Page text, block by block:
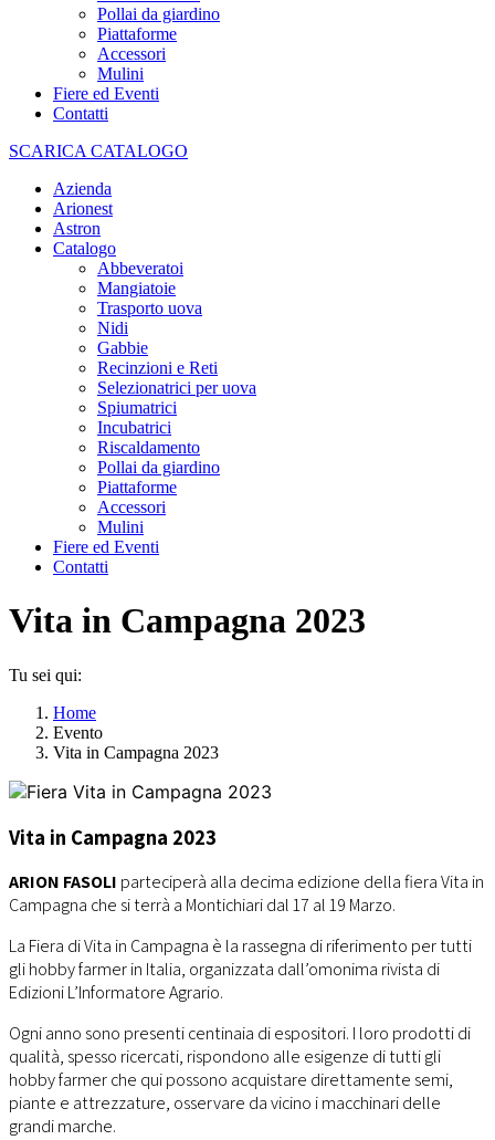
Pollai da giardino
Piattaforme
Accessori
Mulini
Fiere ed Eventi
Contatti
SCARICA CATALOGO
Azienda
Arionest
Astron
Catalogo
Abbeveratoi
Mangiatoie
Trasporto uova
Nidi
Gabbie
Recinzioni e Reti
Selezionatrici per uova
Spiumatrici
Incubatrici
Riscaldamento
Pollai da giardino
Piattaforme
Accessori
Mulini
Fiere ed Eventi
Contatti
Vita in Campagna 2023
Tu sei qui:
Home
Evento
Vita in Campagna 2023
Vita in Campagna 2023
ARION FASOLI parteciperà alla decima edizione della fiera Vita in
Campagna che si terrà a Montichiari dal 17 al 19 Marzo.
La Fiera di Vita in Campagna è la rassegna di riferimento per tutti
gli hobby farmer in Italia, organizzata dall’omonima rivista di
Edizioni L’Informatore Agrario.
Ogni anno sono presenti centinaia di espositori. I loro prodotti di
qualità, spesso ricercati, rispondono alle esigenze di tutti gli
hobby farmer che qui possono acquistare direttamente semi,
piante e attrezzature, osservare da vicino i macchinari delle
grandi marche.